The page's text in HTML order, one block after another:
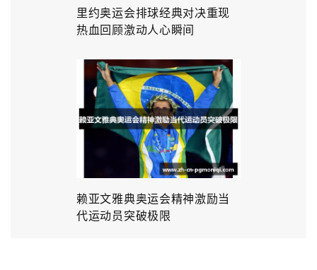
里约奥运会排球经典对决重现
热血回顾激动人心瞬间
赖亚文雅典奥运会精神激励当
代运动员突破极限